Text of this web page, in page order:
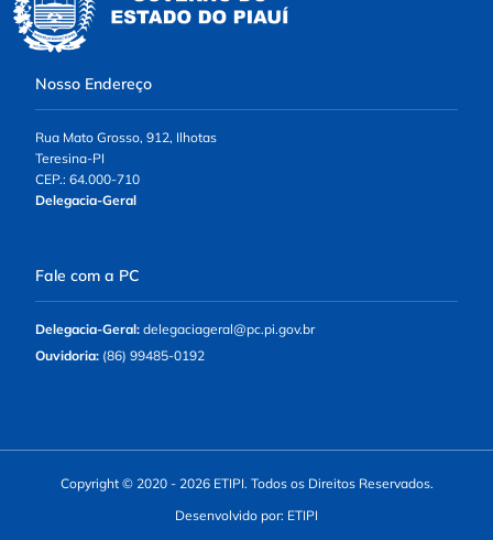
Nosso Endereço
Rua Mato Grosso, 912, Ilhotas
Teresina-PI
CEP.: 64.000-710
Delegacia-Geral
Fale com a PC
Delegacia-Geral: delegaciageral@pc.pi.gov.br
Ouvidoria: (86) 99485-0192
Copyright © 2020 - 2026 ETIPI. Todos os Direitos Reservados.
Desenvolvido por: ETIPI